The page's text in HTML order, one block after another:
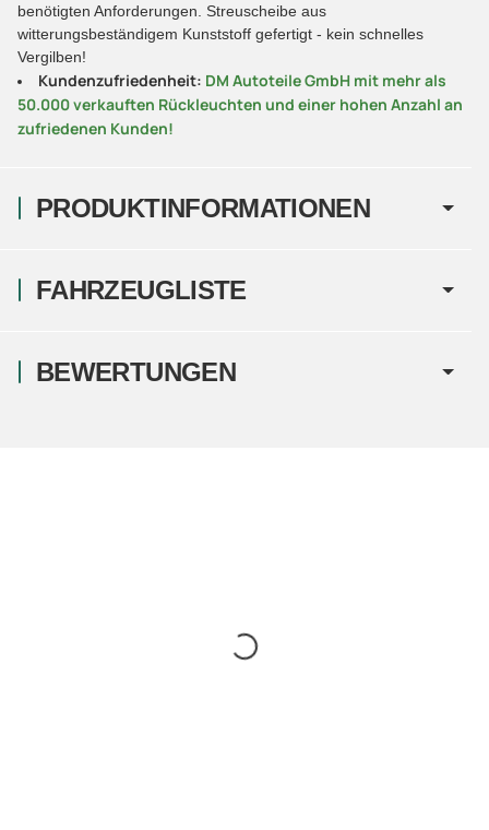
PRODUKTINFORMATIONEN
benötigten Anforderungen. Streuscheibe aus
witterungsbeständigem Kunststoff gefertigt - kein schnelles
Vergilben!
Kundenzufriedenheit: DM Autoteile GmbH mit mehr als
50.000 verkauften Rückleuchten und einer hohen Anzahl an
zufriedenen Kunden!
FAHRZEUGLISTE
BEWERTUNGEN